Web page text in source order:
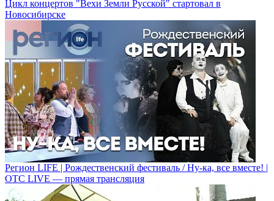
Цикл концертов "Вехи Земли Русской" стартовал в
Новосибирске
Регион LIFE | Рождественский фестиваль / Ну-ка, все вместе! |
ОТС LIVE — прямая трансляция